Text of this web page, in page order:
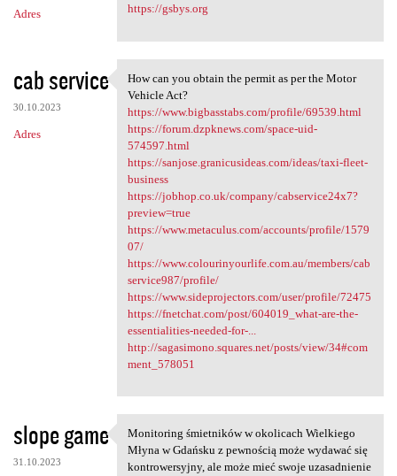
Adres
https://gsbys.org
cab service
30.10.2023
Adres
How can you obtain the permit
How can you obtain the permit as per the Motor
Vehicle Act?
https://www.bigbasstabs.com/profile/69539.html
https://forum.dzpknews.com/space-uid-
574597.html
https://sanjose.granicusideas.com/ideas/taxi-fleet-
business
https://jobhop.co.uk/company/cabservice24x7?
preview=true
https://www.metaculus.com/accounts/profile/1579
07/
https://www.colourinyourlife.com.au/members/cab
service987/profile/
https://www.sideprojectors.com/user/profile/72475
https://fnetchat.com/post/604019_what-are-the-
essentialities-needed-for-...
http://sagasimono.squares.net/posts/view/34#com
ment_578051
slope game
31.10.2023
Monitoring śmietników w
Monitoring śmietników w okolicach Wielkiego
Młyna w Gdańsku z pewnością może wydawać się
kontrowersyjny, ale może mieć swoje uzasadnienie